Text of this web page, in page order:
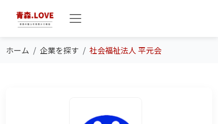
ホーム 企業を探す 社会福祉法人 平元会